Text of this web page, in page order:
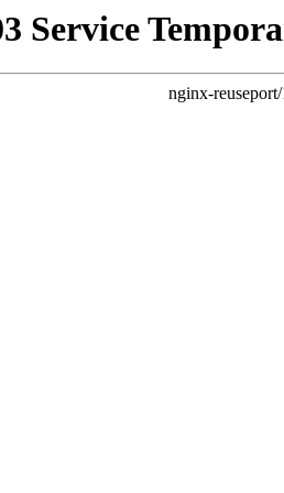
Service
nginx-